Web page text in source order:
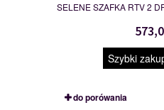
SELENE SZAFKA RTV 2
Szybki
do porówania